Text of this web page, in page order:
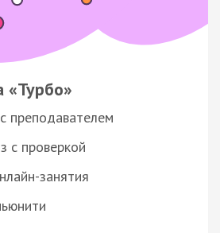
«Турбо»
преподавателем
с проверкой
занятия